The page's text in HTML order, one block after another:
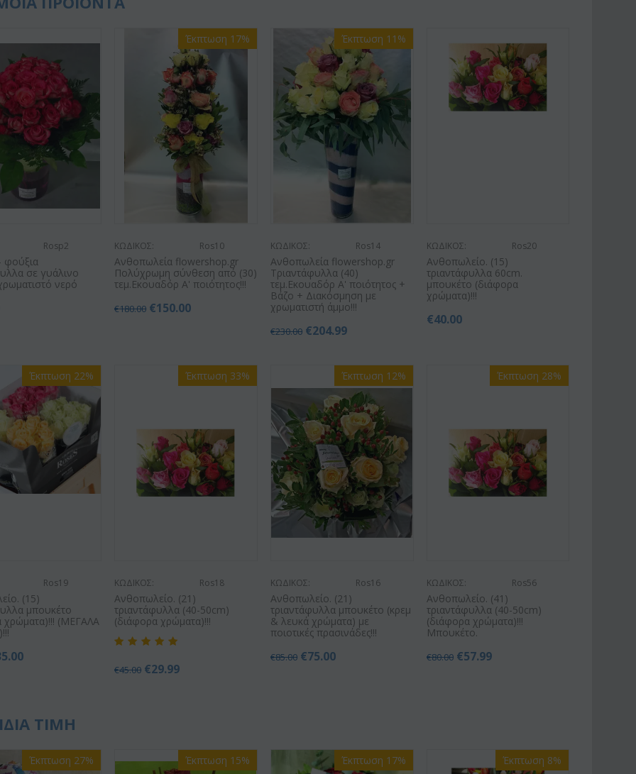
Rosp2
φούξια
σε γυάλινο
νερό
Έκπτωση 17%
ΚΩΔΙΚΟΣ: Ros10
Ανθοπωλεία flowershop.gr
Πολύχρωμη σύνθεση από (30)
τεμ.Εκουαδόρ Α' ποιότητος!!!
€180.00 €150.00
Έκπτωση 11%
ΚΩΔΙΚΟΣ: Ros14
Ανθοπωλεία flowershop.gr
Τριαντάφυλλα (40)
τεμ.Εκουαδόρ Α' ποιότητος +
Βάζο + Διακόσμηση με
χρωματιστή άμμο!!!
€230.00 €204.99
ΚΩΔΙΚΟΣ: Ros20
Ανθοπωλείο. (15)
τριαντάφυλλα 60cm.
μπουκέτο (διάφορα
χρώματα)!!!
€40.00
Έκπτωση 22%
Ros19
(15)
μπουκέτο
χρώματα)!!! (ΜΕΓΑΛΑ
Έκπτωση 33%
ΚΩΔΙΚΟΣ: Ros18
Ανθοπωλείο. (21)
τριαντάφυλλα (40-50cm)
(διάφορα χρώματα)!!!
€45.00 €29.99
Έκπτωση 12%
ΚΩΔΙΚΟΣ: Ros16
Ανθοπωλείο. (21)
τριαντάφυλλα μπουκέτο (κρεμ
& λευκά χρώματα) με
ποιοτικές πρασινάδες!!!
€85.00 €75.00
Έκπτωση 28%
ΚΩΔΙΚΟΣ: Ros56
Ανθοπωλείο. (41)
τριαντάφυλλα (40-50cm)
(διάφορα χρώματα)!!!
Μπουκέτο.
€80.00 €57.99
ΤΙΜΗ
Έκπτωση 27% Έκπτωση 15% Έκπτωση 17% Έκπτωση 8%